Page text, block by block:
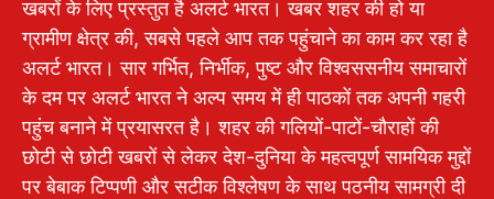
खबरों के लिए प्रस्तुत है अलर्ट भारत। खबर शहर की हो या
ग्रामीण क्षेत्र की, सबसे पहले आप तक पहुंचाने का काम कर रहा है
अलर्ट भारत। सार गर्भित, निर्भीक, पुष्ट और विश्वससनीय समाचारों
के दम पर अलर्ट भारत ने अल्प समय में ही पाठकों तक अपनी गहरी
पहुंच बनाने में प्रयासरत है। शहर की गलियों-पाटों-चौराहों की
छोटी से छोटी खबरों से लेकर देश-दुनिया के महत्वपूर्ण सामयिक मुद्दों
पर बेबाक टिप्पणी और सटीक विश्लेषण के साथ पठनीय सामग्री दी